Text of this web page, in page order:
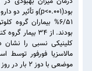
کلینیکی نسبی را نشان
مالاسزیا فورفور توسط
موضعی با دوز ۲ بار در روز در درمان تینه‌آ ورسیکالر مفید باشد.